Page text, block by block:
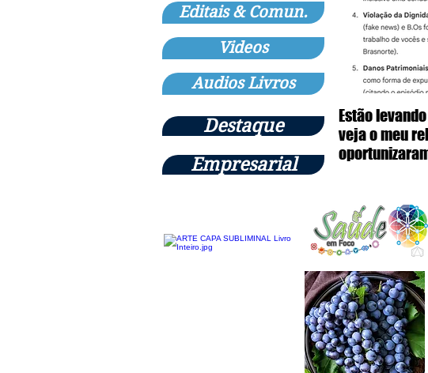
Editais & Comun.
Videos
Audios Livros
Estão
veja o meu
Destaque
Empresarial